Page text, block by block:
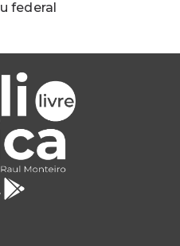
federal